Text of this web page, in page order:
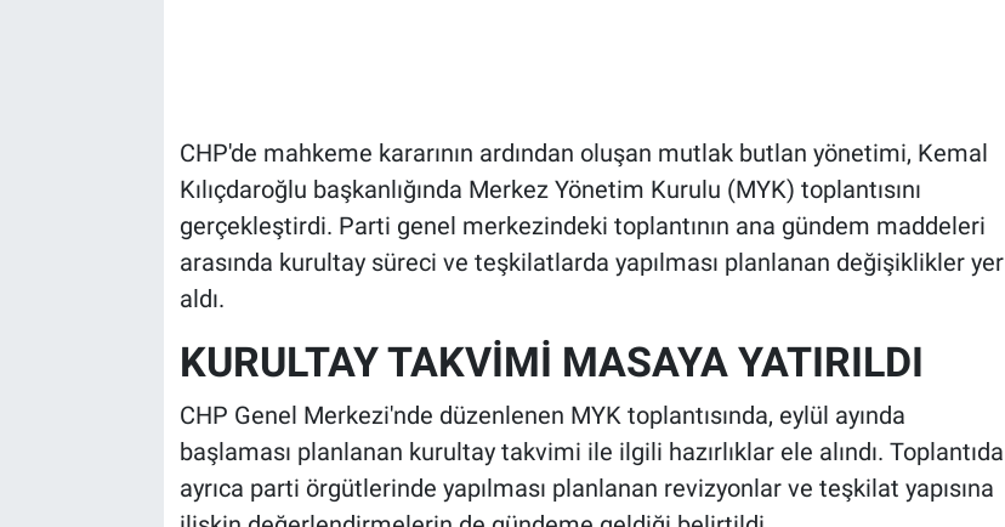
CHP'de mahkeme kararının ardından oluşan mutlak butlan yönetimi, Kemal
Kılıçdaroğlu başkanlığında Merkez Yönetim Kurulu (MYK) toplantısını
gerçekleştirdi. Parti genel merkezindeki toplantının ana gündem maddeleri
arasında kurultay süreci ve teşkilatlarda yapılması planlanan değişiklikler yer
aldı.
KURULTAY TAKVİMİ MASAYA YATIRILDI
CHP Genel Merkezi'nde düzenlenen MYK toplantısında, eylül ayında
başlaması planlanan kurultay takvimi ile ilgili hazırlıklar ele alındı. Toplantıda
ayrıca parti örgütlerinde yapılması planlanan revizyonlar ve teşkilat yapısına